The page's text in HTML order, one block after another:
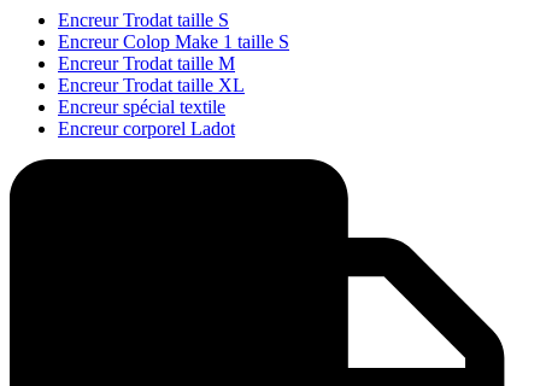
Encreur Trodat taille S
Encreur Colop Make 1 taille S
Encreur Trodat taille M
Encreur Trodat taille XL
Encreur spécial textile
Encreur corporel Ladot